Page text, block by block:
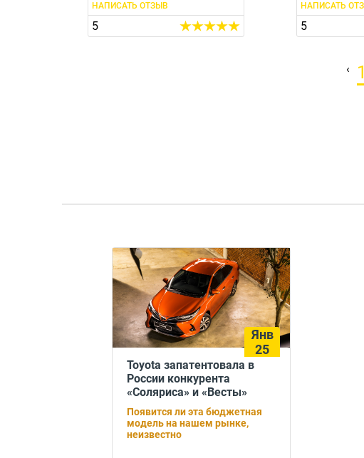
НАПИСАТЬ ОТЗЫВ
5
НАПИСАТЬ
5
‹ 1
Янв
25
Toyota запатентовала в
России конкурента
«Соляриса» и «Весты»
Появится ли эта бюджетная
модель на нашем рынке,
неизвестно